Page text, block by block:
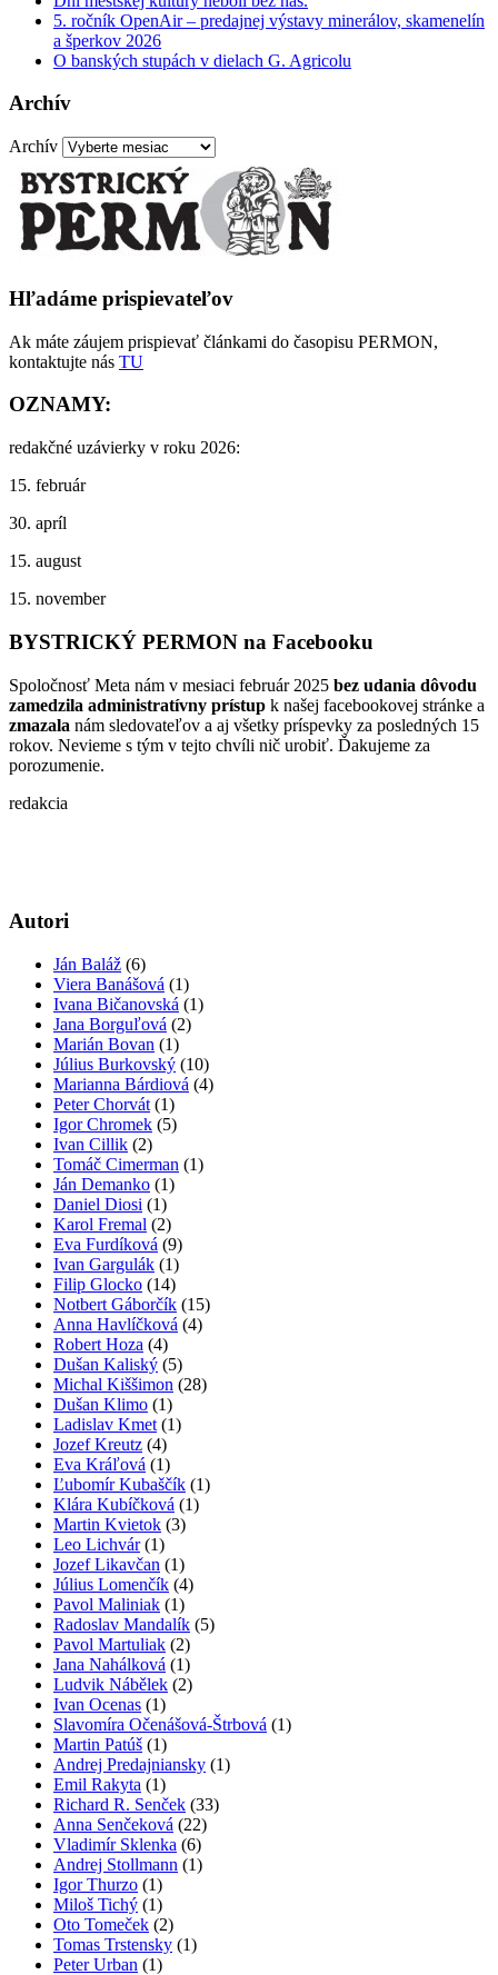
5. ročník OpenAir – predajnej výstavy minerálov, skamenelín
a šperkov 2026
O banských stupách v dielach G. Agricolu
Archív
Archív
Hľadáme prispievateľov
Ak máte záujem prispievať článkami do časopisu PERMON,
kontaktujte nás TU
OZNAMY:
redakčné uzávierky v roku 2026:
15. február
30. apríl
15. august
15. november
BYSTRICKÝ PERMON na Facebooku
Spoločnosť Meta nám v mesiaci február 2025 bez udania dôvodu
zamedzila administratívny prístup k našej facebookovej stránke a
zmazala nám sledovateľov a aj všetky príspevky za posledných 15
rokov. Nevieme s tým v tejto chvíli nič urobiť. Ďakujeme za
porozumenie.
redakcia
Autori
Ján Baláž (6)
Viera Banášová (1)
Ivana Bičanovská (1)
Jana Borguľová (2)
Marián Bovan (1)
Július Burkovský (10)
Marianna Bárdiová (4)
Peter Chorvát (1)
Igor Chromek (5)
Ivan Cillik (2)
Tomáč Cimerman (1)
Ján Demanko (1)
Daniel Diosi (1)
Karol Fremal (2)
Eva Furdíková (9)
Ivan Gargulák (1)
Filip Glocko (14)
Notbert Gáborčík (15)
Anna Havlíčková (4)
Robert Hoza (4)
Dušan Kaliský (5)
Michal Kiššimon (28)
Dušan Klimo (1)
Ladislav Kmet (1)
Jozef Kreutz (4)
Eva Kráľová (1)
Ľubomír Kubaščík (1)
Klára Kubíčková (1)
Martin Kvietok (3)
Leo Lichvár(1)
Jozef Likavčan (1)
Július Lomenčík (4)
Pavol Maliniak (1)
Radoslav Mandalík (5)
Pavol Martuliak (2)
Jana Nahálková (1)
Ludvik Nábělek (2)
Ivan Ocenas (1)
Slavomíra Očenášová-Štrbová (1)
Martin Patúš (1)
Andrej Predajniansky (1)
Emil Rakyta (1)
Richard R. Senček (33)
Anna Senčeková (22)
Vladimír Sklenka (6)
Andrej Stollmann (1)
Igor Thurzo (1)
Miloš Tichý (1)
Oto Tomeček (2)
Tomas Trstensky (1)
Peter Urban (1)